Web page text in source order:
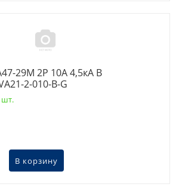
29М 2P 10А 4,5кА B
2-010-B-G
шт.
В корзину